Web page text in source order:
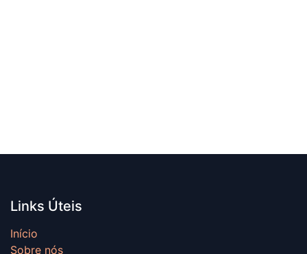
Links Úteis
Início
Sobre nós